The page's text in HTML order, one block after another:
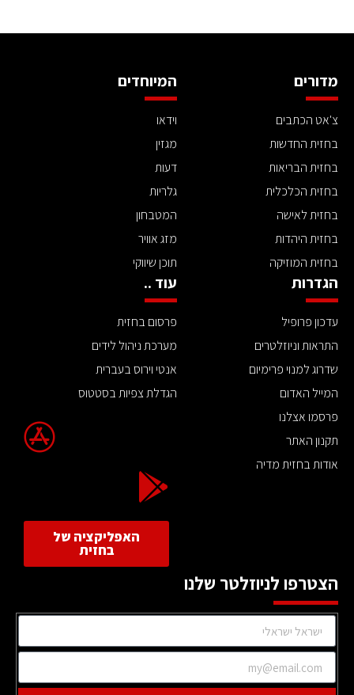
מדורים
צ'אט הכתבים
בחזית החדשות
בחזית הבריאות
בחזית הכלכלית
בחזית לאישה
בחזית היהדות
בחזית המוזיקה
המיוחדים
וידאו
מגזין
דעות
גלריות
המטבחון
מזג אוויר
תוכן שיווקי
הגדרות
עדכון פרופיל
התראות וניוזלטרים
שדרוג למנוי פרימיום
המייל האדום
פרסמו אצלנו
תקנון האתר
אודות בחזית מדיה
עוד ..
פרסום בחזית
מערכת ניהול לידים
אנטי וירוס בעברית
הגדלת צפיות בסטטוס
האפליקציה של
בחזית
הצטרפו לניוזלטר שלנו